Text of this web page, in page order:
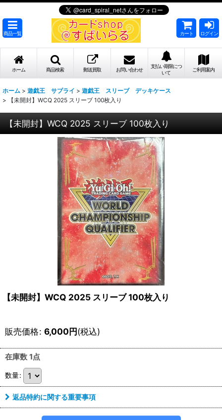
商品一覧 カート ログイン
ホーム 商品検索 郵送買取 お問い合わせ
支払い期限につ
いて
ご利用案内
ホーム > 遊戯王 サプライ > 遊戯王 スリーブ デッキケース
>
【未開封】WCQ 2025 スリーブ 100枚入り
【未開封】WCQ 2025 スリーブ 100枚入り
【未開封】WCQ 2025 スリーブ 100枚入り
販売価格: 6,000円(税込)
在庫数 1点
数量:
返品特約に関する重要事項